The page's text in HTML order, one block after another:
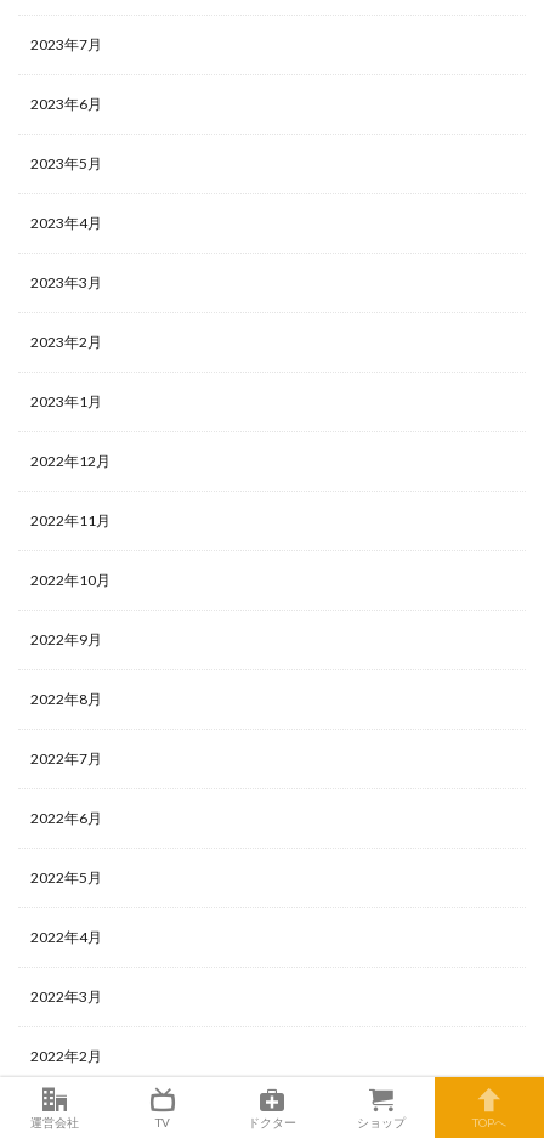
2023年7月
2023年6月
2023年5月
2023年4月
2023年3月
2023年2月
2023年1月
2022年12月
2022年11月
2022年10月
2022年9月
2022年8月
2022年7月
2022年6月
2022年5月
2022年4月
2022年3月
2022年2月
2022年1月
運営会社 TV ドクター ショップ TOPへ